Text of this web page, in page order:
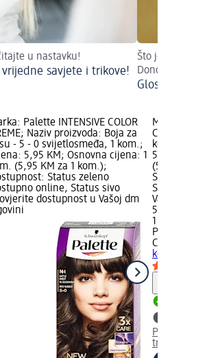
u nastavku!
savjete i trikove!
Što je
Donosimo
Glossing:
Palette INTENSIVE COLOR
Naziv proizvoda: Boja za
- 5 - 0 svijetlosmeđa, 1 kom.;
5,95 KM; Osnovna cijena: 1
(5,95 KM za 1 kom.);
Status zeleno
online, Status sivo
dostupnost u Vašoj dm
Marka:
CREME;
kosu - 1 - 0
5,95 KM;
(5,95 KM
Status
Status sivo
Vašoj dm
5,95 KM
1 kom.
Palette
CREME
kom.
Provjerite
trgovini